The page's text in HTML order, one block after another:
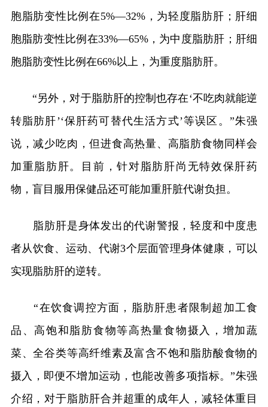
胞脂肪变性比例在5%—32%，为轻度脂肪肝；肝细
胞脂肪变性比例在33%—65%，为中度脂肪肝；肝细
胞脂肪变性比例在66%以上，为重度脂肪肝。
“另外，对于脂肪肝的控制也存在‘不吃肉就能逆
转脂肪肝’‘保肝药可替代生活方式’等误区。”朱强
说，减少吃肉，但进食高热量、高脂肪食物同样会
加重脂肪肝。目前，针对脂肪肝尚无特效保肝药
物，盲目服用保健品还可能加重肝脏代谢负担。
脂肪肝是身体发出的代谢警报，轻度和中度患
者从饮食、运动、代谢3个层面管理身体健康，可以
实现脂肪肝的逆转。
“在饮食调控方面，脂肪肝患者限制超加工食
品、高饱和脂肪食物等高热量食物摄入，增加蔬
菜、全谷类等高纤维素及富含不饱和脂肪酸食物的
摄入，即便不增加运动，也能改善多项指标。”朱强
介绍，对于脂肪肝合并超重的成年人，减轻体重目